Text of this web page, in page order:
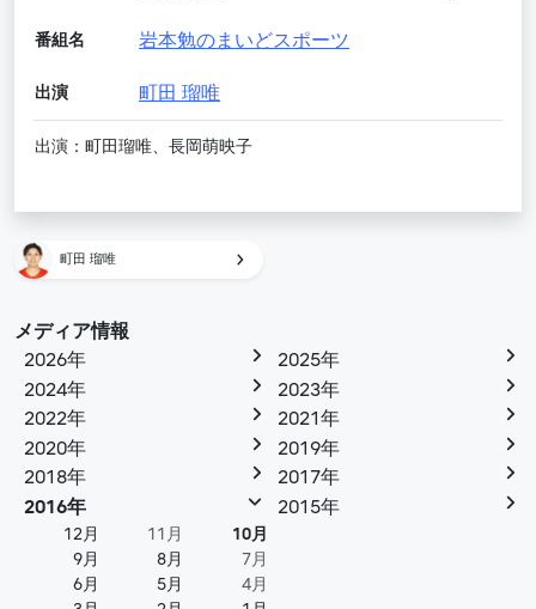
番組名 岩本勉のまいどスポーツ
出演 町田 瑠唯
出演：町田瑠唯、長岡萌映子
町田 瑠唯
メディア情報
2026年
2025年
2024年
2023年
2022年
2021年
2020年
2019年
2018年
2017年
2016年
12月 11月
10月
9月
8月
7月
6月
5月
4月
2015年